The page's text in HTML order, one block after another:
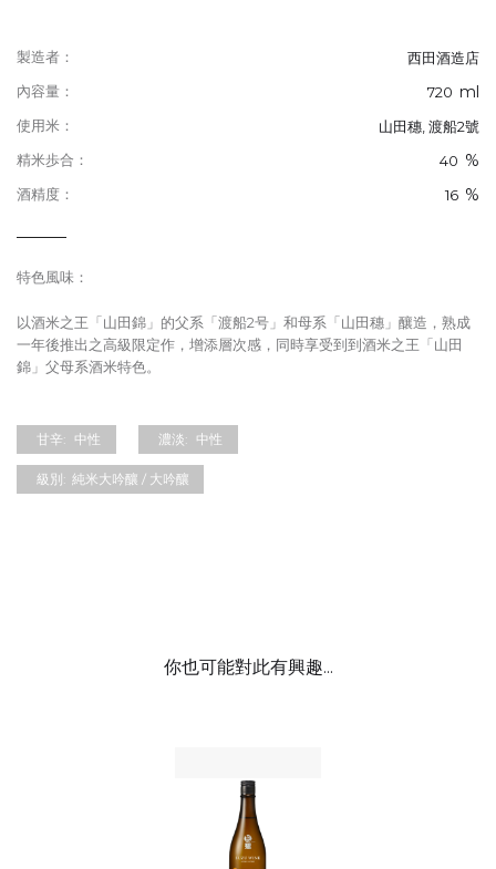
製造者： 西田酒造店
內容量： 720 ml
使用米： 山田穗, 渡船2號
精米歩合： 40 %
酒精度： 16 %
特色風味：
以酒米之王「山田錦」的父系「渡船2号」和母系「山田穗」釀造，熟成
一年後推出之高級限定作，增添層次感，同時享受到到酒米之王「山田
錦」父母系酒米特色。
甘辛: 中性 濃淡: 中性
級別: 純米大吟釀 / 大吟釀
你也可能對此有興趣...